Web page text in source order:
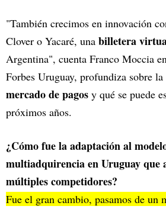
"También crecimos en innovación
Clover o Yacaré, una billetera
Argentina", cuenta Franco Moccia
Forbes Uruguay, profundiza sobre
mercado de pagos y qué se puede
próximos años.
¿Cómo fue la adaptación al
multiadquirencia en Uruguay que
múltiples competidores?
Fue el gran cambio, pasamos de un